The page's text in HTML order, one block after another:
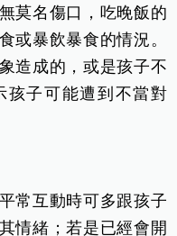
莫名傷口，吃晚飯的
或暴飲暴食的情況。
造成的，或是孩子不
孩子可能遭到不當對
常互動時可多跟孩子
情緒；若是已經會開